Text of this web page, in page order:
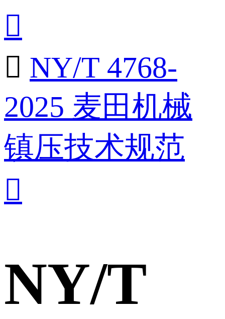

 NY/T 4768-
2025 麦田机械
镇压技术规范

NY/T